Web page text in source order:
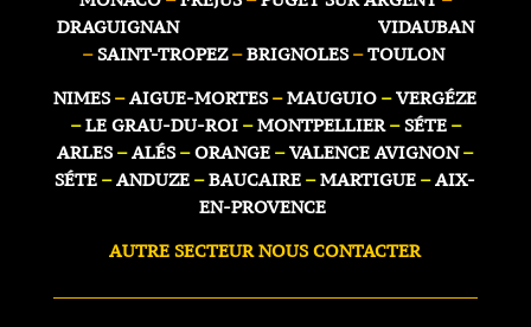
DRAGUIGNAN VIDAUBAN
–SAINT-TROPEZ–BRIGNOLES –TOULON
NIMES –AIGUE-MORTES –MAUGUIO –VERGÉZE
–LE GRAU-DU-ROI –MONTPELLIER–SÉTE –
ARLES –ALÉS –ORANGE –VALENCE AVIGNON–
SÉTE –ANDUZE –BAUCAIRE –MARTIGUE –AIX-
EN-PROVENCE
AUTRE SECTEUR NOUS CONTACTER